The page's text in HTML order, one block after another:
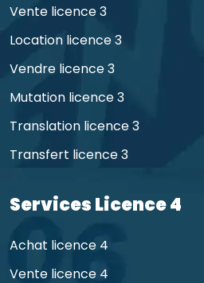
Vente licence 3
Location licence 3
Vendre licence 3
Mutation licence 3
Translation licence 3
Transfert licence 3
Services Licence 4
Achat licence 4
Vente licence 4